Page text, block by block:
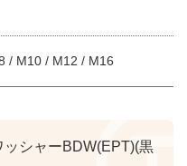
/ M10 / M12 / M16
ッシャーBDW(EPT)(黒